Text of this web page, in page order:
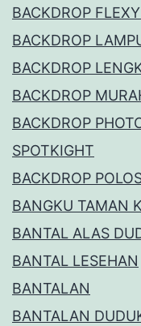
BACKDROP
BACKDROP
BACKDROP
BACKDROP
BACKDROP
SPOTKIGHT
BACKDROP
BANGKU TAMAN
BANTAL ALAS
BANTAL LESEHAN
BANTALAN
BANTALAN